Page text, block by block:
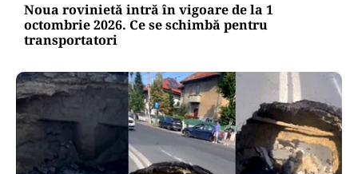
Noua rovinietă intră în vigoare de la 1
octombrie 2026. Ce se schimbă pentru
transportatori